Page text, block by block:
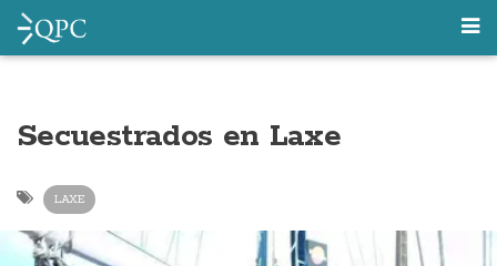
Secuestrados en Laxe
LAXE